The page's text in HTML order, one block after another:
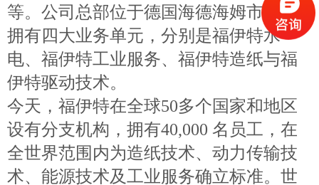
等。公司总部位于德国海德海姆市，共
拥有四大业务单元，分别是福伊特水
电、福伊特工业服务、福伊特造纸与福
伊特驱动技术。
今天，福伊特在全球50多个国家和地区
设有分支机构，拥有40,000 名员工，在
全世界范围内为造纸技术、动力传输技
术、能源技术及工业服务确立标准。世